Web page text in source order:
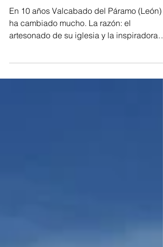
un pueblo leonés entró en el
mapa turístico gracias a la
mirada de un adolescente
artesonado de su iglesia y la inspiradora